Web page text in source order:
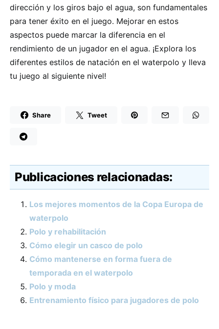
dirección y los giros bajo el agua, son fundamentales
para tener éxito en el juego. Mejorar en estos
aspectos puede marcar la diferencia en el
rendimiento de un jugador en el agua. ¡Explora los
diferentes estilos de natación en el waterpolo y lleva
tu juego al siguiente nivel!
Share Tweet
Publicaciones relacionadas:
Los mejores momentos de la Copa Europa de
waterpolo
Polo y rehabilitación
Cómo elegir un casco de polo
Cómo mantenerse en forma fuera de
temporada en el waterpolo
Polo y moda
Entrenamiento físico para jugadores de polo